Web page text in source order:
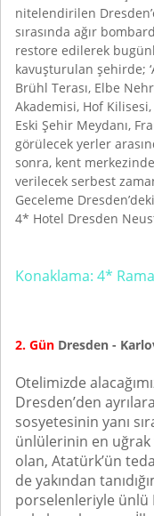
nitelendirilen
sırasında ağır
restore edilerek
kavuşturulan şehirde;
Brühl Terası, Elbe
Akademisi, Hof Kilisesi,
Eski Şehir Meydanı,
görülecek yerler
sonra, kent
verilecek serbest
Geceleme
4* Hotel Dresden
Konaklama: 4*
2. Gün Dresden -
Otelimizde
Dresden’den
sosyetesinin yanı
ünlülerinin en
olan, Atatürk’ün
de yakından
porselenleriyle ünlü